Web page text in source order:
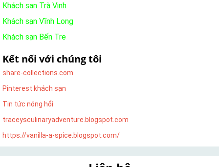
Khách sạn Trà Vinh
Khách sạn Vĩnh Long
Khách sạn Bến Tre
Kết nối với chúng tôi
share-collections.com
Pinterest khách sạn
Tin tức nóng hổi
traceysculinaryadventure.blogspot.com
https://vanilla-a-spice.blogspot.com/